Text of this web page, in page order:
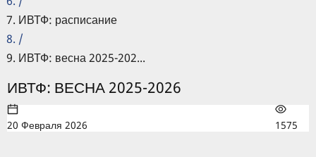
ИВТФ: расписание
/
ИВТФ: весна 2025-202...
ИВТФ: ВЕСНА 2025-2026
20 Февраля 2026 1575